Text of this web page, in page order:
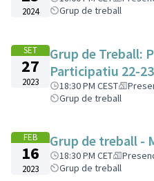
2024
Grup de treball
SET
27
2023
Grup de Treball:
Participatiu 22-23
18:30 PM CEST
Grup de treball
FEB
16
2023
Grup de treball -
18:30 PM CET
Grup de treball